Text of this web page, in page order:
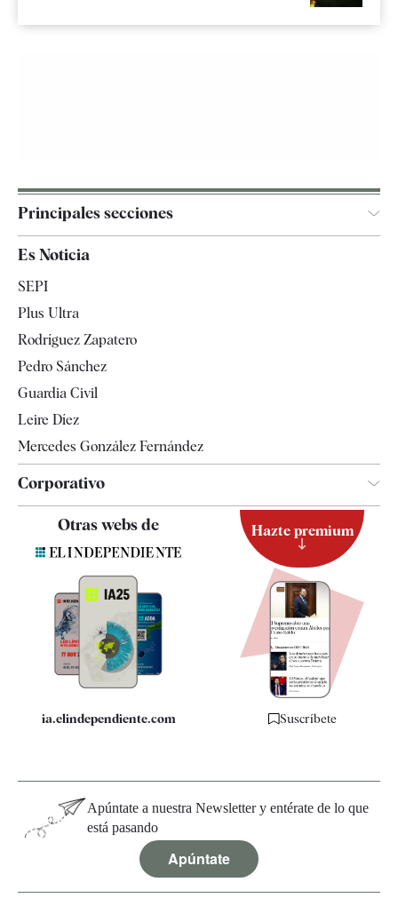
Principales secciones
España
Televisión
Es Noticia
SEPI
Plus Ultra
Rodríguez Zapatero
Pedro Sánchez
Guardia Civil
Leire Díez
Mercedes González Fernández
Corporativo
Contacto
Quiénes somos
Especificaciones
Otras webs de
ia.elindependiente.com
Hazte premium
Suscríbete
Apúntate a nuestra Newsletter y entérate de lo que
está pasando
Apúntate